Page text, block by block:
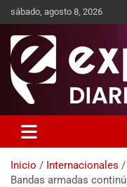
sábado, agosto 8, 2026
Exprimidor
Inicio
Internacionales
Bandas armadas